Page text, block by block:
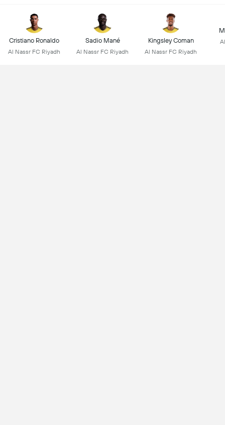
Cristiano Ronaldo
Al Nassr FC Riyadh
Sadio Mané
Al Nassr FC Riyadh
Kingsley Coman
Al Nassr FC Riyadh